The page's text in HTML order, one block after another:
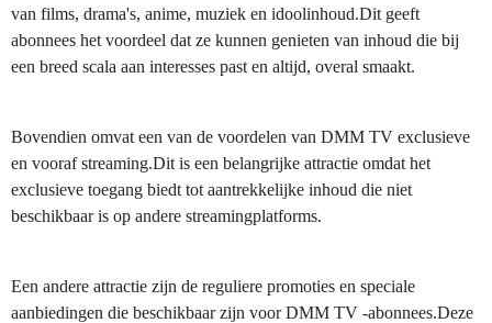
van films, drama's, anime, muziek en idoolinhoud.Dit geeft
abonnees het voordeel dat ze kunnen genieten van inhoud die bij
een breed scala aan interesses past en altijd, overal smaakt.
Bovendien omvat een van de voordelen van DMM TV exclusieve
en vooraf streaming.Dit is een belangrijke attractie omdat het
exclusieve toegang biedt tot aantrekkelijke inhoud die niet
beschikbaar is op andere streamingplatforms.
Een andere attractie zijn de reguliere promoties en speciale
aanbiedingen die beschikbaar zijn voor DMM TV -abonnees.Deze